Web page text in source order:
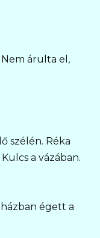
árulta el,
szélén. Réka
a vázában.
égett a